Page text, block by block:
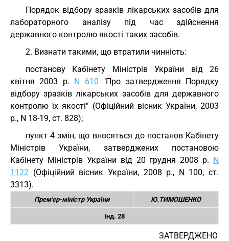
Порядок відбору зразків лікарських засобів для
лабораторного аналізу під час здійснення
державного контролю якості таких засобів.
2. Визнати такими, що втратили чинність:
постанову Кабінету Міністрів України від 26
квітня 2003 р. N 610 "Про затвердження Порядку
відбору зразків лікарських засобів для державного
контролю їх якості" (Офіційний вісник України, 2003
р., N 18-19, ст. 828);
пункт 4 змін, що вносяться до постанов Кабінету
Міністрів України, затверджених постановою
Кабінету Міністрів України від 20 грудня 2008 р. N
1122 (Офіційний вісник України, 2008 р., N 100, ст.
3313).
Прем'єр-міністр України Ю.ТИМОШЕНКО
Інд. 28
ЗАТВЕРДЖЕНО